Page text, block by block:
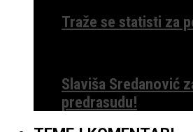
Traže se statisti za
Slaviša Sredanović
predrasudu!